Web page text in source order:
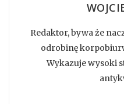
Redaktor, bywa że
odrobinę
Wykazuje wysoki